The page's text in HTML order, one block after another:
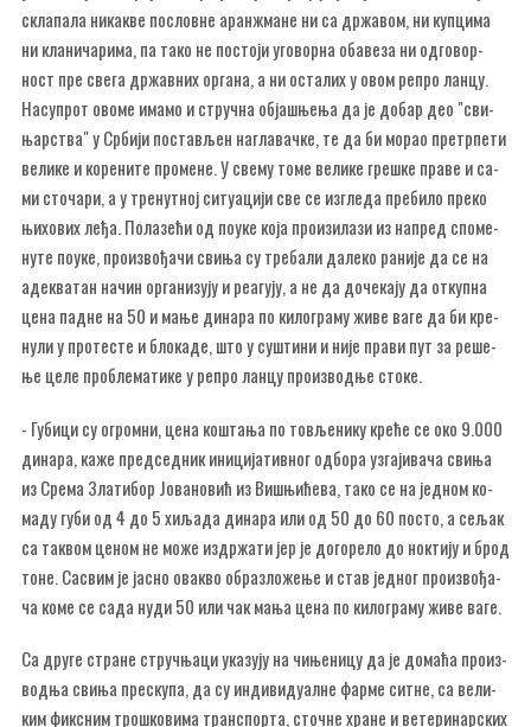
скла­па­ла ни­ка­кве по­слов­не аран­жма­не ни са др­жа­вом, ни куп­ци­ма
ни кла­ни­ча­ри­ма, па та­ко не по­сто­ји уго­вор­на оба­ве­за ни од­го­вор­
ност пре све­га др­жав­них ор­га­на, а ни оста­лих у овом ре­про лан­цу.
На­су­прот ово­ме има­мо и струч­на об­ја­шње­ња да је до­бар део "сви­
њар­ства" у Ср­би­ји по­ста­вљен на­гла­вач­ке, те да би мо­рао пре­тр­пе­ти
ве­ли­ке и ко­ре­ни­те про­ме­не. У све­му то­ме ве­ли­ке гре­шке пра­ве и са­
ми сто­ча­ри, а у тре­нут­ној си­ту­а­ци­ји све се из­гле­да пре­би­ло пре­ко
њи­хо­вих ле­ђа. По­ла­зе­ћи од по­у­ке ко­ја про­из­и­ла­зи из на­пред спо­ме­
ну­те по­у­ке, про­из­во­ђа­чи сви­ња су тре­ба­ли да­ле­ко ра­ни­је да се на
аде­ква­тан на­чин ор­га­ни­зу­ју и ре­а­гу­ју, а не да до­че­ка­ју да от­куп­на
це­на пад­не на 50 и ма­ње ди­на­ра по ки­ло­гра­му жи­ве ва­ге да би кре­
ну­ли у про­те­сте и бло­ка­де, што у су­шти­ни и ни­је пра­ви пут за ре­ше­
ње це­ле про­бле­ма­ти­ке у ре­про лан­цу про­из­вод­ње сто­ке.
- Гу­би­ци су огром­ни, це­на ко­шта­ња по то­вље­ни­ку кре­ће се око 9.000
ди­на­ра, ка­же пред­сед­ник ини­ци­ја­тив­ног од­бо­ра уз­га­ји­ва­ча сви­ња
из Сре­ма Зла­ти­бор Јо­ва­но­вић из Ви­шњи­ће­ва, та­ко се на јед­ном ко­
ма­ду гу­би од 4 до 5 хи­ља­да ди­на­ра или од 50 до 60 по­сто, а се­љак
са та­квом це­ном не мо­же из­др­жа­ти јер је до­го­ре­ло до нок­ти­ју и брод
то­не. Са­свим је ја­сно ова­кво обра­зло­же­ње и став јед­ног про­из­во­ђа­
ча ко­ме се са­да ну­ди 50 или чак ма­ња це­на по ки­ло­гра­му жи­ве ва­ге.
Са дру­ге стра­не струч­ња­ци ука­зу­ју на чи­ње­ни­цу да је до­ма­ћа про­из­
вод­ња сви­ња пре­ску­па, да су ин­ди­ви­ду­ал­не фар­ме сит­не, са ве­ли­
ким фик­сним тро­шко­ви­ма тран­спор­та, сточ­не хра­не и ве­те­ри­нар­ских